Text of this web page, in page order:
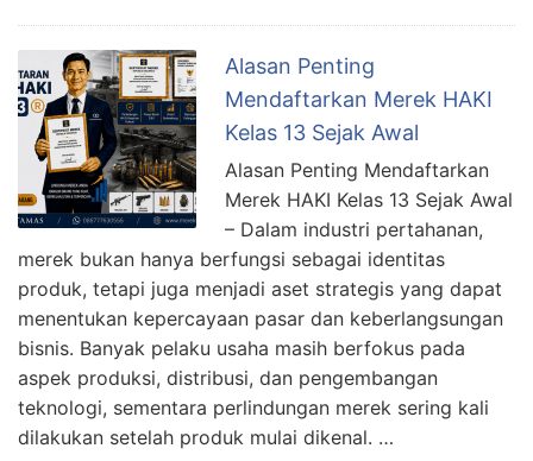
Alasan Penting
Mendaftarkan Merek HAKI
Kelas 13 Sejak Awal
Alasan Penting Mendaftarkan
Merek HAKI Kelas 13 Sejak Awal
– Dalam industri pertahanan,
merek bukan hanya berfungsi sebagai identitas
produk, tetapi juga menjadi aset strategis yang dapat
menentukan kepercayaan pasar dan keberlangsungan
bisnis. Banyak pelaku usaha masih berfokus pada
aspek produksi, distribusi, dan pengembangan
teknologi, sementara perlindungan merek sering kali
dilakukan setelah produk mulai dikenal. …